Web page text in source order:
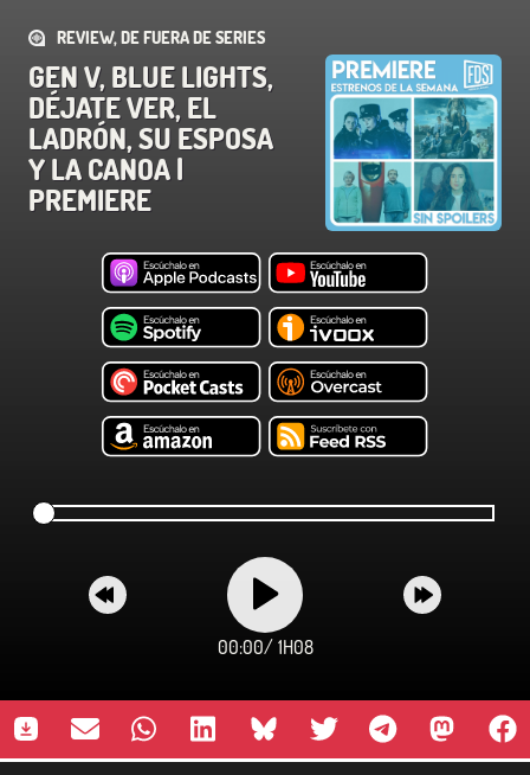
REVIEW, DE FUERA DE SERIES
GEN V, BLUE LIGHTS,
DÉJATE VER, EL
LADRÓN, SU ESPOSA
Y LA CANOA |
PREMIERE
00:00/ 1H08